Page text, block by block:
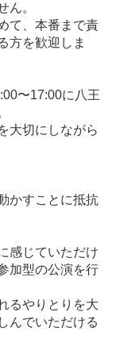
ん。
て、本番まで責
方を歓迎しま
〜17:00に八王
大切にしながら
かすことに抵抗
感じていただけ
加型の公演を行
るやりとりを大
んでいただける